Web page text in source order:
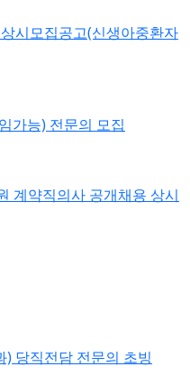
시모집공고(신생아중환자
가능) 전문의 모집
계약직의사 공개채용 상시
당직전담 전문의 초빙